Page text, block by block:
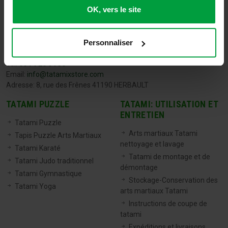
OK, vers le site
Personnaliser
Tel:06 71 20 04 30
Email: info@tatamixstore.com
Adresse: 8, rue des Frênes 41190 HERBAULT
TATAMI PUZZLE
Tatami Puzzle
Tapis Puzzle Arts Martiaux
Tatami Karaté
Tatami Judo traditionnel
Tatami Gymnastique
Tatami Yoga
TATAMI: UTILISATION ET
ENTRETIEN
Arts martiaux Tatami
nettoyage et lavage
Tatami de montage et de
démontage
Stockage-Conservation des
arts martiaux Tatami
Instructions de coupe de
tatami